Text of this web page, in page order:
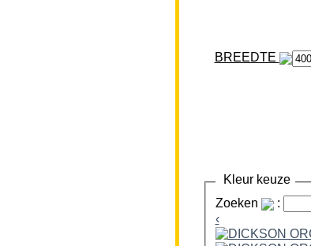
BREEDTE
Kleur keuze
Zoeken
:
‹